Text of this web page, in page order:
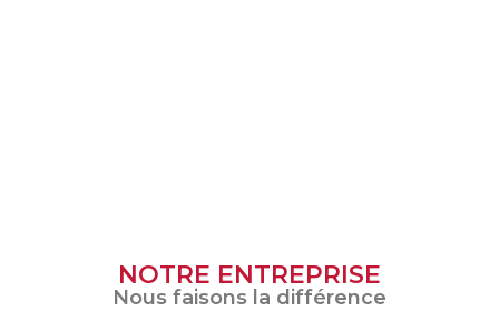
NOTRE ENTREPRISE
Nous faisons la différence